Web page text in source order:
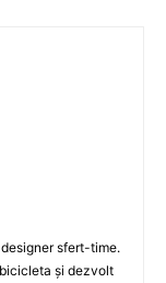
sfert-time.
și dezvolt